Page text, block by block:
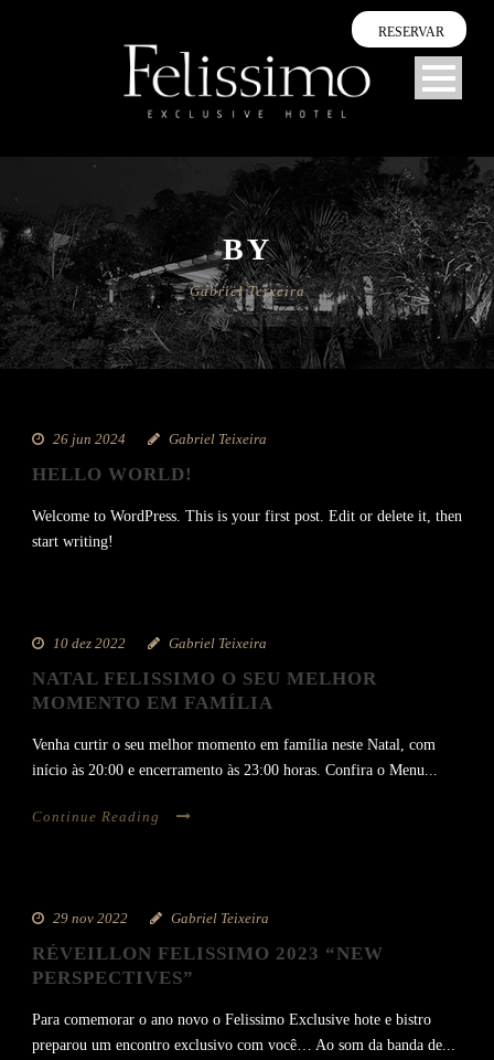
BY
Gabriel Teixeira
26 jun 2024 Gabriel Teixeira
HELLO WORLD!
Welcome to WordPress. This is your first post. Edit or delete it, then
start writing!
10 dez 2022 Gabriel Teixeira
NATAL FELISSIMO O SEU MELHOR
MOMENTO EM FAMÍLIA
Venha curtir o seu melhor momento em família neste Natal, com
início às 20:00 e encerramento às 23:00 horas. Confira o Menu...
Continue Reading
29 nov 2022 Gabriel Teixeira
RÉVEILLON FELISSIMO 2023 “NEW
PERSPECTIVES”
Para comemorar o ano novo o Felissimo Exclusive hote e bistro
preparou um encontro exclusivo com você… Ao som da banda de...
RESERVAR